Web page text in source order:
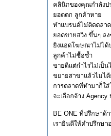
คลินิกของคุณกำลังป
ยอดตก ลูกค้าหาย
ทำแบรนด์ไม่ติดตลาด
ยอดขายสวิง ขึ้นๆ ลง
ยิงแอดโฆษณาไม่ได้
ลูกค้าไม่ซื้อซ้ำ
ขายดีแต่กำไรไม่เป็น
ขยายสาขาแล้วไม่ไ
การตลาดที่ทำมาก็ใ
จะเลือกจ้าง
BE ONE ที่ปรึกษา
เรายินดีให้คำปรึกษ